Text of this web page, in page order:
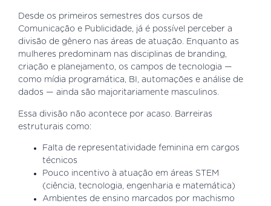
Desde os primeiros semestres dos cursos de
Comunicação e Publicidade, já é possível perceber a
divisão de gênero nas áreas de atuação. Enquanto as
mulheres predominam nas disciplinas de branding,
criação e planejamento, os campos de tecnologia —
como mídia programática, BI, automações e análise de
dados — ainda são majoritariamente masculinos.
Essa divisão não acontece por acaso. Barreiras
estruturais como:
Falta de representatividade feminina em cargos
técnicos
Pouco incentivo à atuação em áreas STEM
(ciência, tecnologia, engenharia e matemática)
Ambientes de ensino marcados por machismo